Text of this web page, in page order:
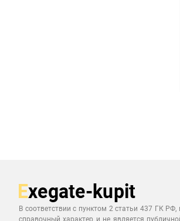
В соответствии с пунктом 2 статьи 437 ГК
справочный характер и не является